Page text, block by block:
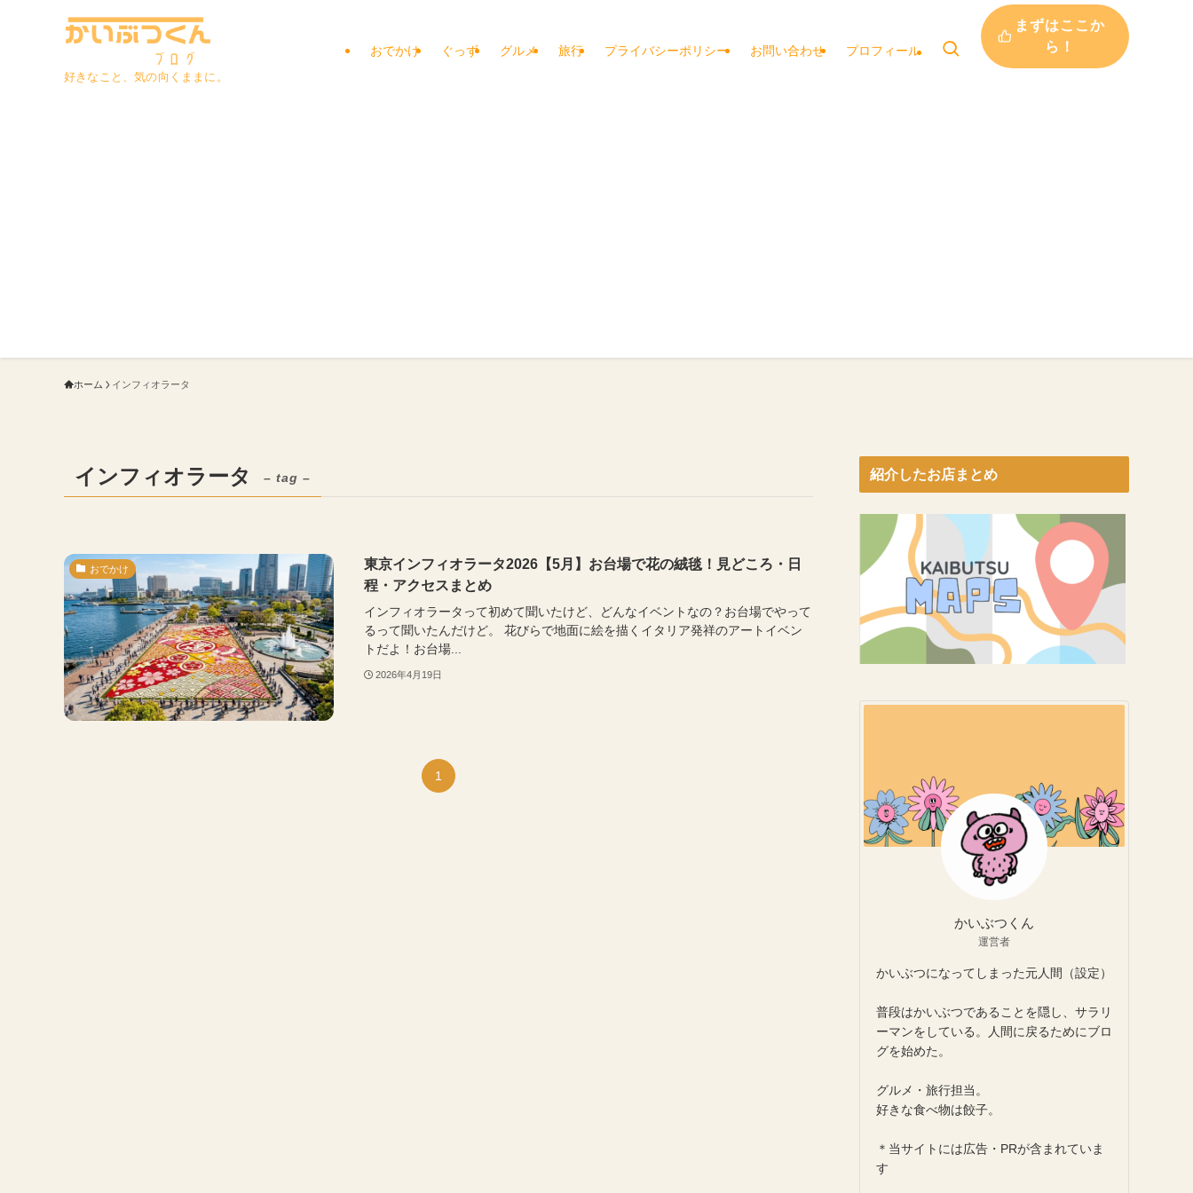
好きなこと、気の向くままに。
おでかけ ぐっず グルメ 旅行 プライバシーポリシー お問い合わせ プロフィール
まずはここか
ら！
ホーム インフィオラータ
インフィオラータ – tag –
おでかけ
東京インフィオラータ2026【5月】お台場で花の絨毯！見どころ・日
程・アクセスまとめ
インフィオラータって初めて聞いたけど、どんなイベントなの？お台場でやって
るって聞いたんだけど。 花びらで地面に絵を描くイタリア発祥のアートイベン
トだよ！お台場...
2026年4月19日
1
紹介したお店まとめ
かいぶつくん
運営者
かいぶつになってしまった元人間（設定）
普段はかいぶつであることを隠し、サラリ
ーマンをしている。人間に戻るためにブロ
グを始めた。
グルメ・旅行担当。
好きな食べ物は餃子。
＊当サイトには広告・PRが含まれていま
す